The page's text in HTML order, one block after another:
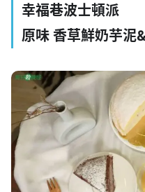
幸福巷波士頓派
原味 香草鮮奶芋泥